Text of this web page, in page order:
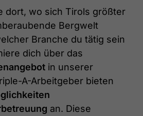
dort, wo sich Tirols größter
Bergwelt
Branche du tätig sein
dich über das
in unserer
A-Arbeitgeber bieten
an. Diese